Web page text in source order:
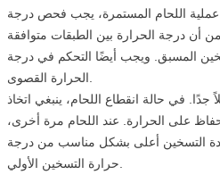
عملية اللحام المستمرة، يجب فحص درجة
من أن درجة الحرارة بين الطبقات متوافقة
المسبق. ويجب أيضًا التحكم في درجة
في حالة انقطاع اللحام، ينبغي اتخاذ
على الحرارة. عند اللحام مرة أخرى،
التسخين أعلى بشكل مناسب من درجة